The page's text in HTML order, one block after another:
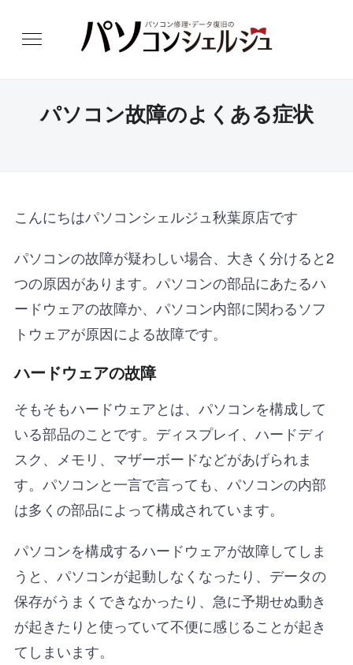
パソコン故障のよくある症状
こんにちはパソコンシェルジュ秋葉原店です
パソコンの故障が疑わしい場合、大きく分けると2
つの原因があります。パソコンの部品にあたるハ
ードウェアの故障か、パソコン内部に関わるソフ
トウェアが原因による故障です。
ハードウェアの故障
そもそもハードウェアとは、パソコンを構成して
いる部品のことです。ディスプレイ、ハードディ
スク、メモリ、マザーボードなどがあげられま
す。パソコンと一言で言っても、パソコンの内部
は多くの部品によって構成されています。
パソコンを構成するハードウェアが故障してしま
うと、パソコンが起動しなくなったり、データの
保存がうまくできなかったり、急に予期せぬ動き
が起きたりと使っていて不便に感じることが起き
てしまいます。